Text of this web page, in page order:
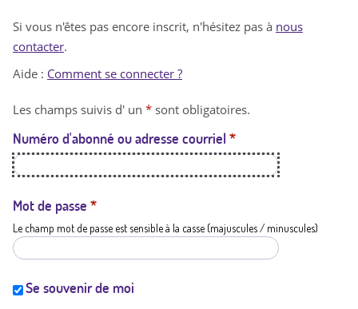
n
t
a
t
i
Si vous n'êtes pas encore inscrit, n'hésitez pas à nous
contacter.
Aide : Comment se connecter ?
Les champs suivis d' un * sont obligatoires.
Numéro d'abonné ou adresse courriel *
Mot de passe *
Le champ mot de passe est sensible à la casse (majuscules / minuscules)
Se souvenir de moi